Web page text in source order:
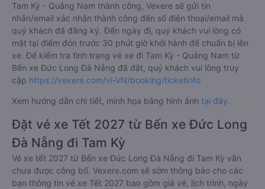
Tam Kỳ - Quảng Nam thành công, Vexere sẽ gửi tin
nhắn/email xác nhận thành công đến số điện thoại/email mà
quý khách đã đăng ký. Đến ngày đi, quý khách vui lòng có
mặt tại điểm đón trước 30 phút giờ khởi hành để chuẩn bị lên
xe. Để kiểm tra tình trạng vé xe đi Tam Kỳ - Quảng Nam từ
Bến xe Đức Long Đà Nẵng đã đặt, quý khách vui lòng truy
cập https://vexere.com/vi-VN/booking/ticketinfo
Xem hướng dẫn chi tiết, minh họa bằng hình ảnh tại đây.
Đặt vé xe Tết 2027 từ Bến xe Đức Long
Đà Nẵng đi Tam Kỳ
Vé xe tết 2027 từ Bến xe Đức Long Đà Nẵng đi Tam Kỳ vẫn
chưa được công bố. Vexere.com sẽ sớm thông báo cho các
bạn thông tin vé xe Tết 2027 bao gồm giá vé, lịch trình, ngày